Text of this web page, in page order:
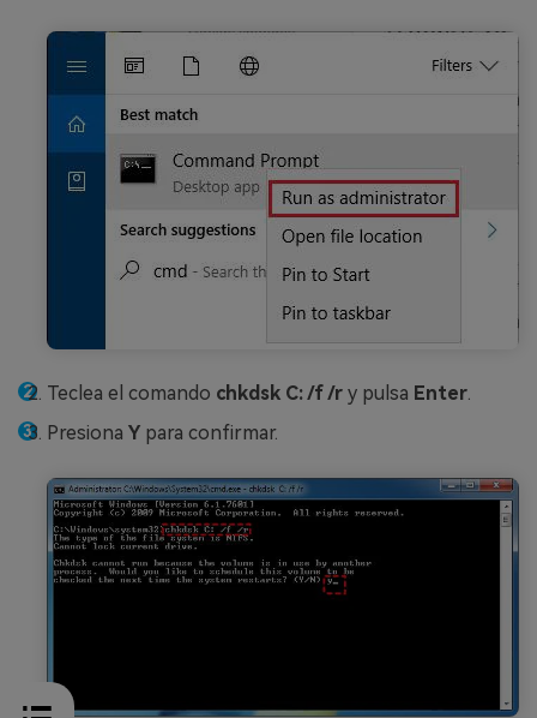
Teclea el comando chkdsk C: /f /r y pulsa Enter.
Presiona Y para confirmar.